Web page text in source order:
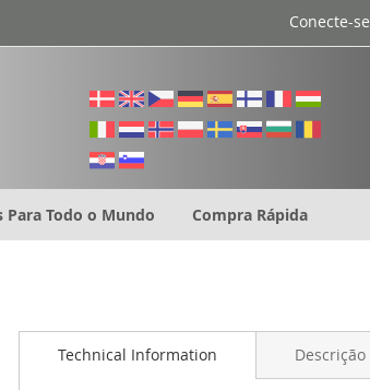
Conecte-se
Para Todo o Mundo Compra Rápida
Technical Information Descrição